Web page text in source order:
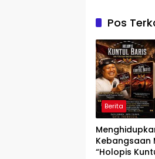
Pos
Berita
Kebangsaan
“Holopis